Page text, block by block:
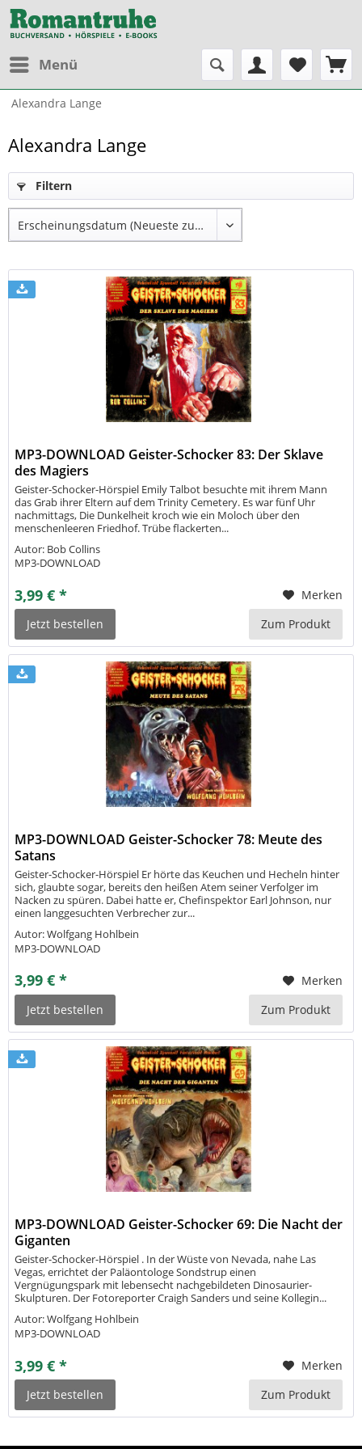
Menü
Alexandra Lange
Alexandra Lange
Filtern
MP3-DOWNLOAD Geister-Schocker 83: Der Sklave
des Magiers
Geister-Schocker-Hörspiel Emily Talbot besuchte mit ihrem Mann
das Grab ihrer Eltern auf dem Trinity Cemetery. Es war fünf Uhr
nachmittags, Die Dunkelheit kroch wie ein Moloch über den
menschenleeren Friedhof. Trübe flackerten...
Autor: Bob Collins
MP3-DOWNLOAD
3,99 € *
Merken
Jetzt bestellen
Zum Produkt
MP3-DOWNLOAD Geister-Schocker 78: Meute des
Satans
Geister-Schocker-Hörspiel Er hörte das Keuchen und Hecheln hinter
sich, glaubte sogar, bereits den heißen Atem seiner Verfolger im
Nacken zu spüren. Dabei hatte er, Chefinspektor Earl Johnson, nur
einen langgesuchten Verbrecher zur...
Autor: Wolfgang Hohlbein
MP3-DOWNLOAD
3,99 € *
Merken
Jetzt bestellen
Zum Produkt
MP3-DOWNLOAD Geister-Schocker 69: Die Nacht der
Giganten
Geister-Schocker-Hörspiel . In der Wüste von Nevada, nahe Las
Vegas, errichtet der Paläontologe Sondstrup einen
Vergnügungspark mit lebensecht nachgebildeten Dinosaurier-
Skulpturen. Der Fotoreporter Craigh Sanders und seine Kollegin...
Autor: Wolfgang Hohlbein
MP3-DOWNLOAD
3,99 € *
Merken
Jetzt bestellen
Zum Produkt